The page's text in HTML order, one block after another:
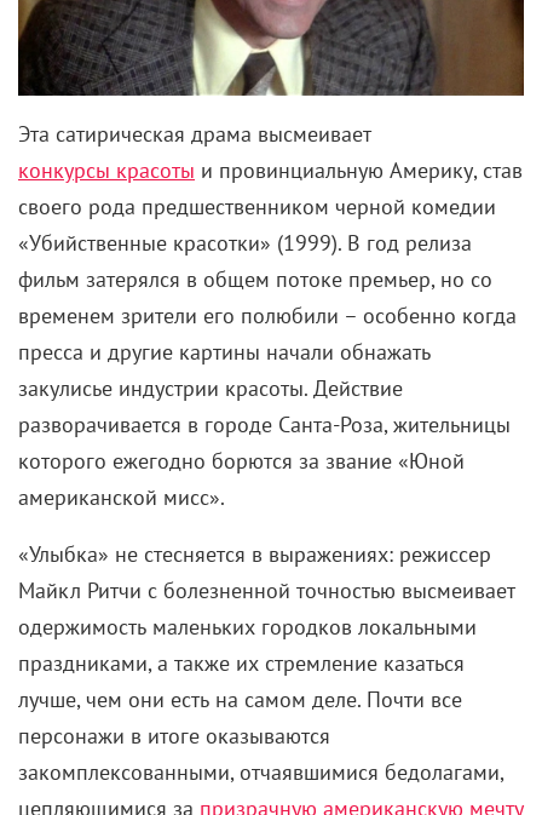
своего рода предшественником черной комедии
«Убийственные красотки» (1999). В год релиза
фильм затерялся в общем потоке премьер, но со
временем зрители его полюбили – особенно когда
пресса и другие картины начали обнажать
закулисье индустрии красоты. Действие
разворачивается в городе Санта-Роза, жительницы
которого ежегодно борются за звание «Юной
американской мисс».
«Улыбка» не стесняется в выражениях: режиссер
Майкл Ритчи с болезненной точностью высмеивает
одержимость маленьких городков локальными
праздниками, а также их стремление казаться
лучше, чем они есть на самом деле. Почти все
персонажи в итоге оказываются
закомплексованными, отчаявшимися бедолагами,
цепляющимися запризрачную американскую мечту
. Герой Брюса Дерна – слащавый, карикатурный и
уморительно смешной Большой Боб Фрилендер,
выступающий главным судьей конкурса. И
фактически олицетворяющий США середины 1970-
х: мальчишеская оптимистичность и вера в